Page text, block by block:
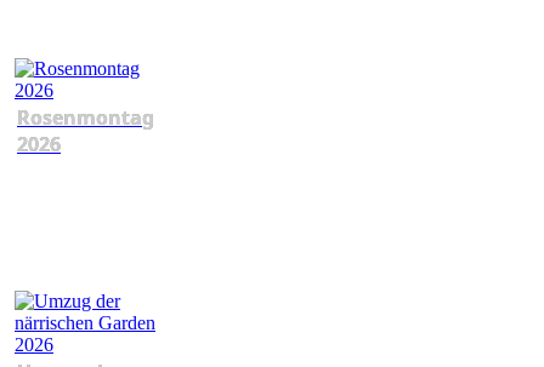
Rosenmontag
2026